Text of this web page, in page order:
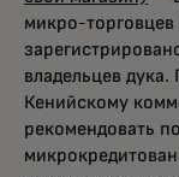
микро-
владельцев
Кенийскому
рекомендовать